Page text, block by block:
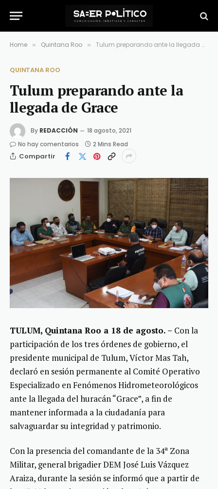
Home » Quintana Roo » Tulum preparando ante la llegada de Grace
QUINTANA ROO
Tulum preparando ante la
llegada de Grace
By REDACCIÓN
18 agosto, 2021
No hay comentarios
2 Mins Read
Compartir
TULUM, Quintana Roo a 18 de agosto. – Con la
participación de los tres órdenes de gobierno, el
presidente municipal de Tulum, Víctor Mas Tah,
declaró en sesión permanente al Comité Operativo
Especializado en Fenómenos Hidrometeorológicos
ante la llegada del huracán “Grace”, a fin de
mantener informada a la ciudadanía para
salvaguardar su integridad y patrimonio.
Con la presencia del comandante de la 34ª Zona
Militar, general brigadier DEM José Luis Vázquez
Araiza, durante la sesión se informó que a partir de